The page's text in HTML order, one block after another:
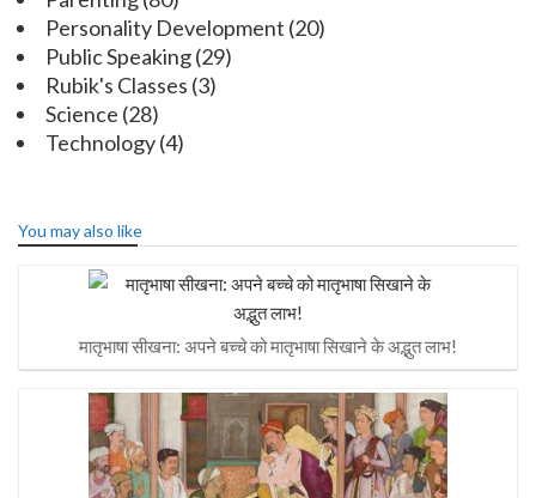
Personality Development (20)
Public Speaking(29)
Rubik's Classes (3)
Science (28)
Technology(4)
You may also like
मातृभाषा सीखना: अपने बच्चे को मातृभाषा सिखाने के अद्भुत लाभ!